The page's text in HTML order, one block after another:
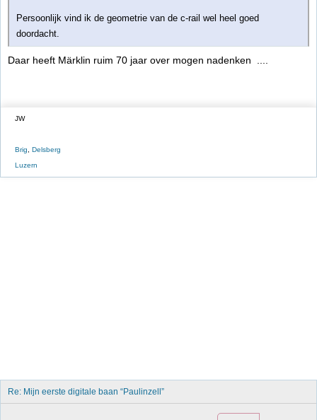
Persoonlijk vind ik de geometrie van de c-rail wel heel goed
doordacht.
Daar heeft Märklin ruim 70 jaar over mogen nadenken ....
JW
Brig
Delsberg
Luzern
Re: Mijn eerste digitale baan “Paulinzell”